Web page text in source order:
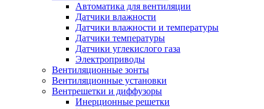
Автоматика для вентиляции
Датчики влажности
Датчики влажности и температуры
Датчики температуры
Датчики углекислого газа
Электроприводы
Вентиляционные зонты
Вентиляционные установки
Вентрешетки и диффузоры
Инерционные решетки